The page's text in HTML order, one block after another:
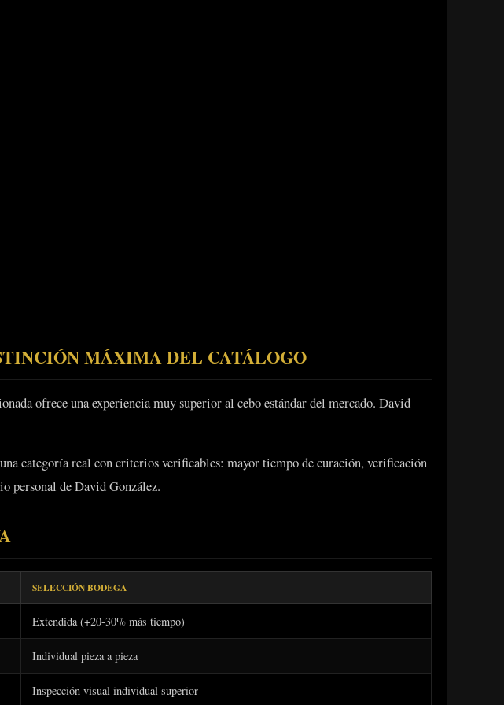
MÁXIMA DEL CATÁLOGO
ofrece una experiencia muy superior al cebo estándar del mercado. David
categoría real con criterios verificables: mayor tiempo de curación, verificación
personal de David González.
SELECCIÓN BODEGA
Extendida (+20-30% más tiempo)
Individual pieza a pieza
Inspección visual individual superior